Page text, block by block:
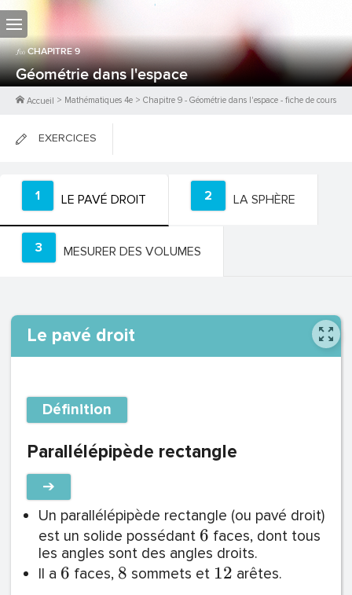
CHAPITRE9
Géométrie dans l'espace
Accueil > Mathématiques 4e > Chapitre 9 - Géométrie dans l'espace - fiche de cours
EXERCICES
FICHES DE COURS
0PTS
1 LE PAVÉ DROIT 2 LA SPHÈRE
3 MESURER DES VOLUMES
Le pavé droit
Définition
Parallélépipède rectangle
➔
Un parallélépipède rectangle (ou pavé droit)
est un solide possédant 6 faces, dont tous
les angles sont des angles droits.
Il a 6 faces, 8 sommets et 12 arêtes.